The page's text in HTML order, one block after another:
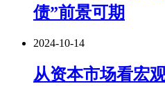
债”前景可期
2024-10-14
从资本市场看宏